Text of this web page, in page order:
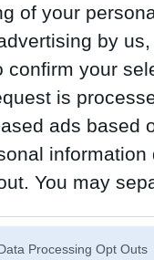
of your
by
confirm your
is
ads based
You may
Processing Opt Outs